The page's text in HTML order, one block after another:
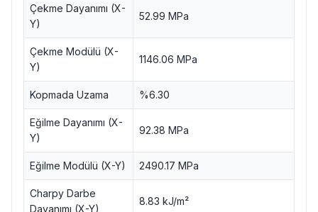
Çekme Dayanımı (X-
Y)
52.99 MPa
Çekme Modülü (X-
Y)
1146.06 MPa
Kopmada Uzama %6.30
Eğilme Dayanımı (X-
Y)
92.38 MPa
Eğilme Modülü (X-Y) 2490.17 MPa
Charpy Darbe
Dayanımı (X-Y)
8.83 kJ/m²